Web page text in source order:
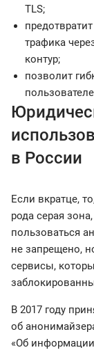
TLS;
трафика
контур;
позволит
в России
Если вкратце,
рода серая
пользоваться
не запрещено,
сервисы,
В 2017 году
об
«Об